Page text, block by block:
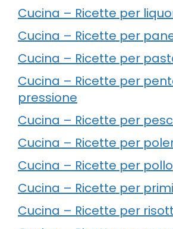
Cucina – Ricette per
Cucina – Ricette per
Cucina – Ricette per
Cucina – Ricette per
pressione
Cucina – Ricette per
Cucina – Ricette per
Cucina – Ricette per pollo
Cucina – Ricette per
Cucina – Ricette per